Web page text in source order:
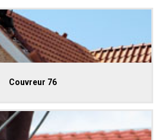
Couvreur 76